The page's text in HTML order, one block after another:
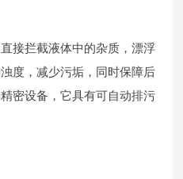
接拦截液体中的杂质，漂浮
度，减少污垢，同时保障后
密设备，它具有可自动排污